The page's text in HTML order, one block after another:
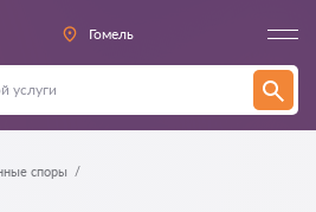
Гомель
споры